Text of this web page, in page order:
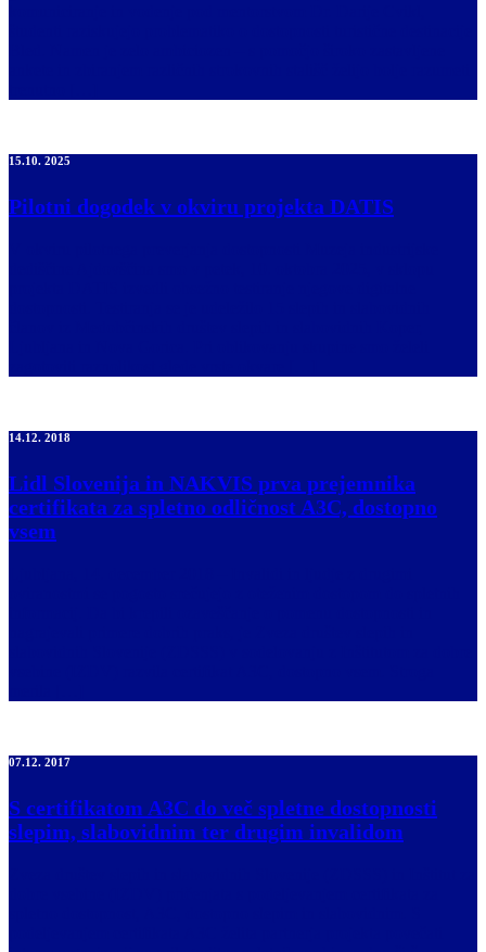
15.10. 2025
Pilotni dogodek v okviru projekta DATIS
14.12. 2018
Lidl Slovenija in NAKVIS prva prejemnika
certifikata za spletno odličnost A3C, dostopno
vsem
07.12. 2017
S certifikatom A3C do več spletne dostopnosti
slepim, slabovidnim ter drugim invalidom